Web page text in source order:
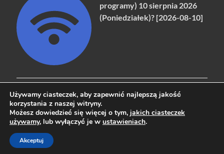
programy) 10 sierpnia 2026
(Poniedziałek)? [2026-08-10]
Copyright © 2026naziemna.info - Telewizja cyfrowa, Radio,
Powered byWordPress
Używamy ciasteczek, aby zapewnić najlepszą jakość
korzystania z naszej witryny.
Możesz dowiedzieć się więcej o tym, jakich ciasteczek
używamy, lub wyłączyć je w ustawieniach.
Akceptuj